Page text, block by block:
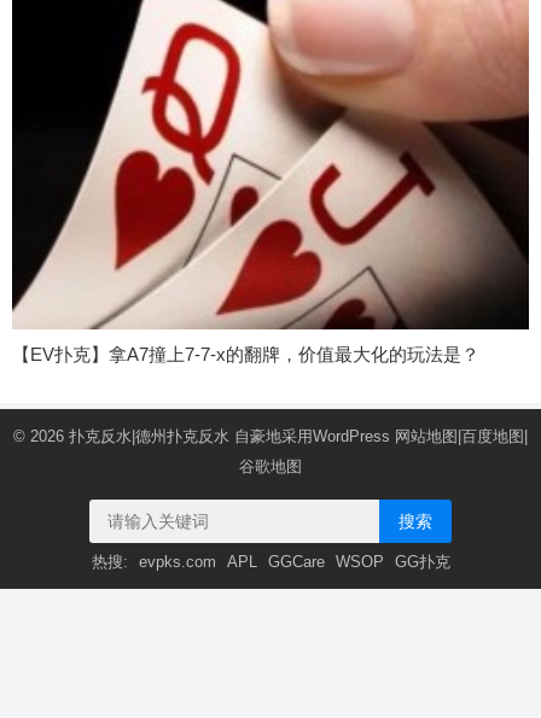
【EV扑克】拿A7撞上7-7-x的翻牌，价值最大化的玩法是？
© 2026 扑克反水|德州扑克反水 自豪地采用WordPress 网站地图 百度地图
谷歌地图
搜索
热搜: evpks.com APL GGCare WSOP GG扑克